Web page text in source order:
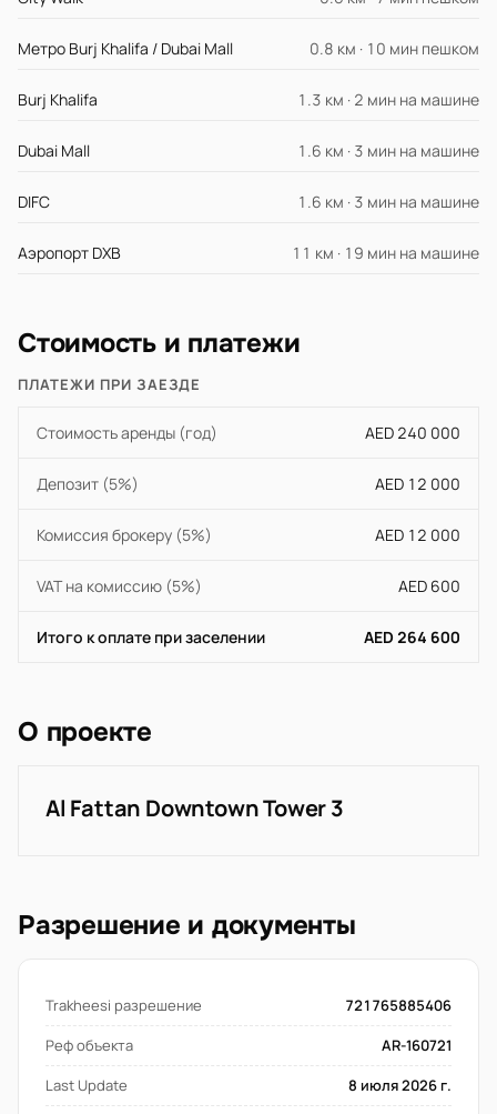
Метро Burj Khalifa / Dubai Mall 0.8 км · 10 мин пешком
Burj Khalifa 1.3 км · 2 мин на машине
Dubai Mall 1.6 км · 3 мин на машине
DIFC 1.6 км · 3 мин на машине
Аэропорт DXB 11 км · 19 мин на машине
Стоимость и платежи
ПЛАТЕЖИ ПРИ ЗАЕЗДЕ
Стоимость аренды (год) AED 240 000
Депозит (5%) AED 12 000
Комиссия брокеру (5%) AED 12 000
VAT на комиссию (5%) AED 600
Итого к оплате при заселении AED 264 600
О проекте
Al Fattan Downtown Tower 3
Разрешение и документы
Trakheesi разрешение
721765885406
Реф объекта
AR-160721
Last Update
8 июля 2026 г.